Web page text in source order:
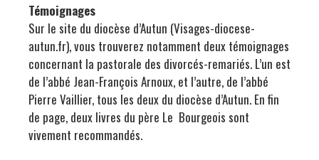
Témoignages
Sur le site du diocèse d’Autun (Visages-diocese-
autun.fr), vous trouverez notamment deux témoignages
concernant la pastorale des divorcés-remariés. L’un est
de l’abbé Jean-François Arnoux, et l’autre, de l’abbé
Pierre Vaillier, tous les deux du diocèse d’Autun. En fin
de page, deux livres du père Le Bourgeois sont
vivement recommandés.